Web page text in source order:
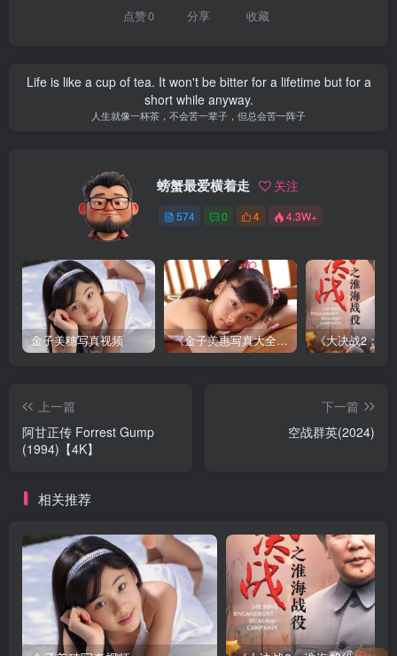
点赞0 分享 收藏
Life is like a cup of tea. It won't be bitter for a lifetime but for a
short while anyway.
人生就像一杯茶，不会苦一辈子，但总会苦一阵子
螃蟹最爱横着走 关注
574 0 4 4.3W+
金子美穗写真视频 《金子美惠写真大全》第一卷
上一篇
阿甘正传 Forrest Gump
(1994)【4K】
下一篇
空战群英(2024)
相关推荐